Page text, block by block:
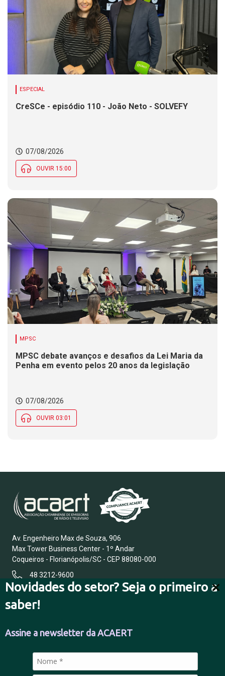
Novidades do setor? Seja o primeiro a
saber!
Assine a newsletter da ACAERT
ESPECIAL
CreSCe - episódio 110 - João Neto - SOLVEFY
07/08/2026
OUVIR 15:00
MPSC
MPSC debate avanços e desafios da Lei Maria da
Penha em evento pelos 20 anos da legislação
07/08/2026
OUVIR 03:01
Av. Engenheiro Max de Souza, 906
Max Tower Business Center - 1º Andar
Coqueiros - Florianópolis/SC - CEP 88080-000
48 3212-9600
FALE CONOSCO
POLÍTICA DE PRIVACIDADE